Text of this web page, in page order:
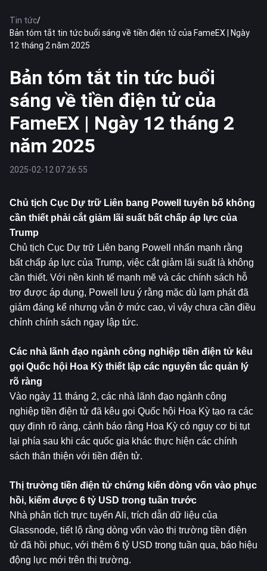
Tin tức/
Bản tóm tắt tin tức buổi sáng về tiền điện tử của FameEX | Ngày
12 tháng 2 năm 2025
Bản tóm tắt tin tức buổi
sáng về tiền điện tử của
FameEX | Ngày 12 tháng 2
năm 2025
2025-02-12 07:26:55
Chủ tịch Cục Dự trữ Liên bang Powell tuyên bố không
cần thiết phải cắt giảm lãi suất bất chấp áp lực của
Trump
Chủ tịch Cục Dự trữ Liên bang Powell nhấn mạnh rằng
bất chấp áp lực của Trump, việc cắt giảm lãi suất là không
cần thiết. Với nền kinh tế mạnh mẽ và các chính sách hỗ
trợ được áp dụng, Powell lưu ý rằng mặc dù lạm phát đã
giảm đáng kể nhưng vẫn ở mức cao, vì vậy chưa cần điều
chỉnh chính sách ngay lập tức.
Các nhà lãnh đạo ngành công nghiệp tiền điện tử kêu
gọi Quốc hội Hoa Kỳ thiết lập các nguyên tắc quản lý
rõ ràng
Vào ngày 11 tháng 2, các nhà lãnh đạo ngành công
nghiệp tiền điện tử đã kêu gọi Quốc hội Hoa Kỳ tạo ra các
quy định rõ ràng, cảnh báo rằng Hoa Kỳ có nguy cơ bị tụt
lại phía sau khi các quốc gia khác thực hiện các chính
sách thân thiện với tiền điện tử.
Thị trường tiền điện tử chứng kiến ​​dòng vốn vào phục
hồi, kiếm được 6 tỷ USD trong tuần trước
Nhà phân tích trực tuyến Ali, trích dẫn dữ liệu của
Glassnode, tiết lộ rằng dòng vốn vào thị trường tiền điện
tử đã hồi phục, với thêm 6 tỷ USD trong tuần qua, báo hiệu
động lực mới trên thị trường.